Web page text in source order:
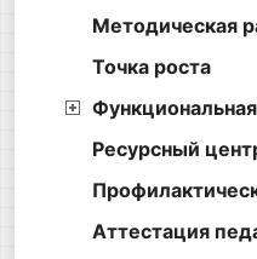
Методическая
Точка роста
Ресурсный
Аттестация